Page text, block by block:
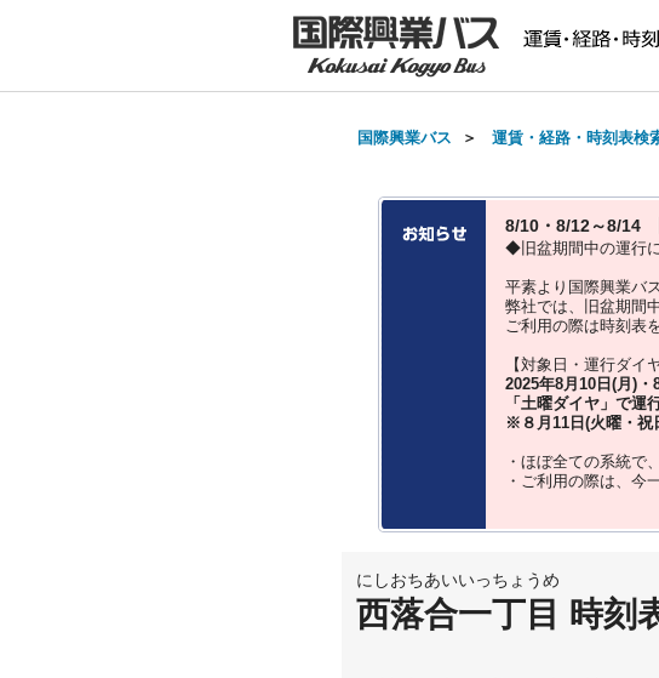
国際興業バス ＞ 運賃・経路・時刻表検
8/10・8/12～8/14
◆旧盆期間中の運行
平素より国際興業バ
弊社では、旧盆期間
ご利用の際は時刻表
【対象日・運行ダイヤ
2025年8月10日(月)・
「土曜ダイヤ」 で運
※８月11日(火曜・祝
・ほぼ全ての系統で
・ご利用の際は、今
にしおちあいいっちょうめ
西落合一丁目 時刻